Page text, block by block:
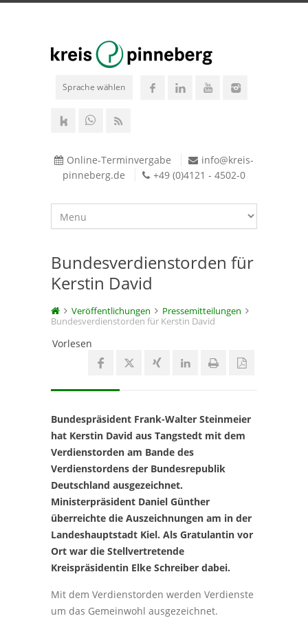
Sprache wählen
Online-Terminvergabe
info@kreis-
pinneberg.de
+49 (0)4121 - 4502-0
Bundesverdienstorden für
Kerstin David
Veröffentlichungen
Pressemitteilungen
Bundesverdienstorden für Kerstin David
Vorlesen
Bundespräsident Frank-Walter Steinmeier
hat Kerstin David aus Tangstedt mit dem
Verdienstorden am Bande des
Verdienstordens der Bundesrepublik
Deutschland ausgezeichnet.
Ministerpräsident Daniel Günther
überreichte die Auszeichnungen am in der
Landeshauptstadt Kiel. Als Gratulantin vor
Ort war die Stellvertretende
Kreispräsidentin Elke Schreiber dabei.
Mit dem Verdienstorden werden Verdienste
um das Gemeinwohl ausgezeichnet.